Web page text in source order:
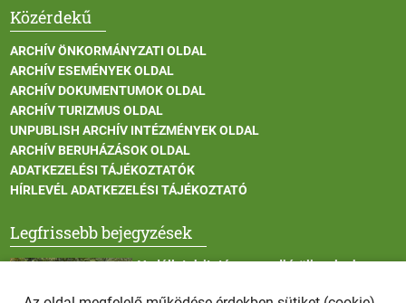
Közérdekű
ARCHÍV ÖNKORMÁNYZATI OLDAL
ARCHÍV ESEMÉNYEK OLDAL
ARCHÍV DOKUMENTUMOK OLDAL
ARCHÍV TURIZMUS OLDAL
UNPUBLISH ARCHÍV INTÉZMÉNYEK OLDAL
ARCHÍV BERUHÁZÁSOK OLDAL
ADATKEZELÉSI TÁJÉKOZTATÓK
HÍRLEVÉL ADATKEZELÉSI TÁJÉKOZTATÓ
Legfrissebb bejegyzések
Vadállatok itatása a rendkívüli melegben